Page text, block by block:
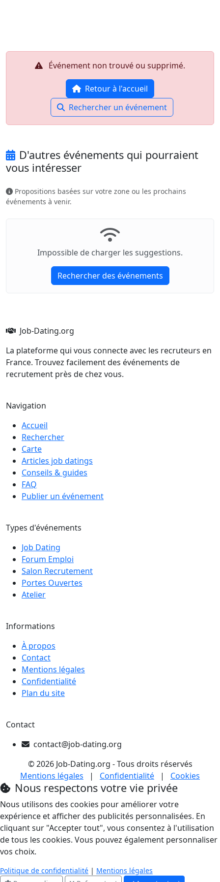
Événement non trouvé ou supprimé.
Retour à l'accueil
Rechercher un événement
D'autres événements qui pourraient
vous intéresser
Propositions basées sur votre zone ou les prochains
événements à venir.
Impossible de charger les suggestions.
Rechercher des événements
Job-Dating.org
La plateforme qui vous connecte avec les recruteurs en
France. Trouvez facilement des événements de
recrutement près de chez vous.
Navigation
Accueil
Rechercher
Carte
Articles job datings
Conseils & guides
FAQ
Publier un événement
Types d'événements
Job Dating
Forum Emploi
Salon Recrutement
Portes Ouvertes
Atelier
Informations
À propos
Contact
Mentions légales
Confidentialité
Plan du site
Contact
contact@job-dating.org
© 2026 Job-Dating.org - Tous droits réservés
Mentions légales
| Confidentialité | Cookies
Nous respectons votre vie privée
Nous utilisons des cookies pour améliorer votre
expérience et afficher des publicités personnalisées. En
cliquant sur "Accepter tout", vous consentez à l'utilisation
de tous les cookies. Vous pouvez également personnaliser
vos choix.
Politique de confidentialité | Mentions légales